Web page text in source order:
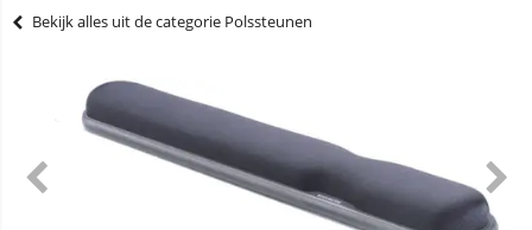
Bekijk alles uit de categorie Polssteunen